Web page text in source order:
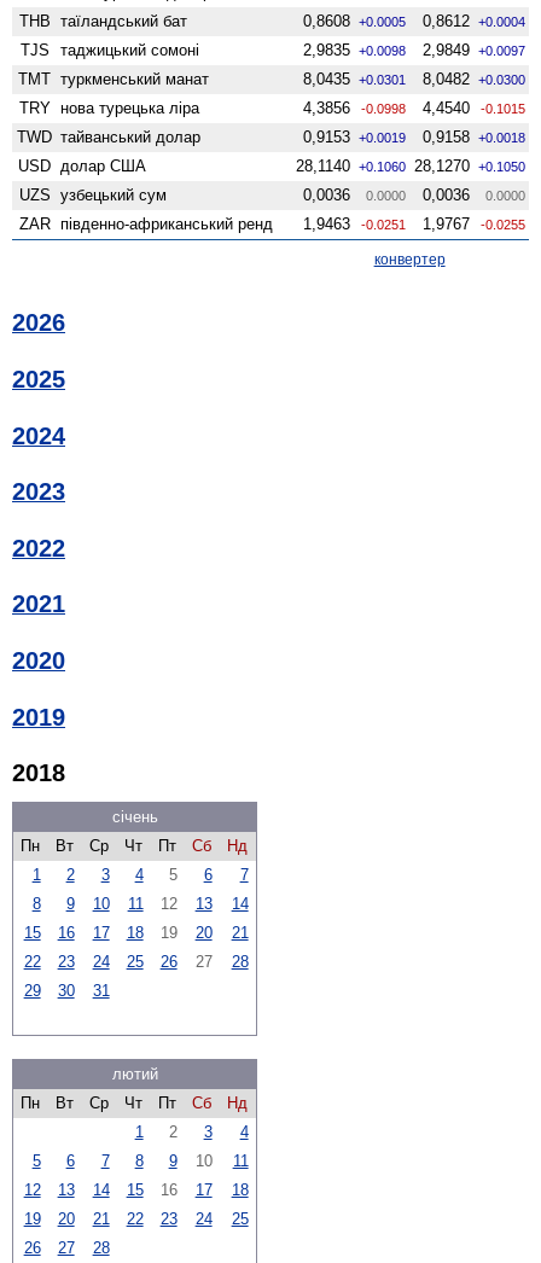
THB
таїландський бат 0,8608 +0.0005 0,8612 +0.0004
TJS таджицький сомоні 2,9835 +0.0098 2,9849 +0.0097
TMT туркменський манат 8,0435 +0.0301 8,0482 +0.0300
TRY нова турецька ліра 4,3856 -0.0998 4,4540 -0.1015
TWD тайванський долар 0,9153 +0.0019 0,9158 +0.0018
USD долар США 28,1140 +0.1060 28,1270 +0.1050
UZS узбецький сум 0,0036 0.0000 0,0036 0.0000
ZAR південно-африканський ренд 1,9463 -0.0251 1,9767 -0.0255
конвертер
2026
2025
2024
2023
2022
2021
2020
2019
2018
січень
Пн
Вт Ср Чт Пт Сб
Нд
1
2 3 4 5 6
7
8
9 10 11 12 13
14
15
16 17 18 19 20
21
22
23 24 25 26 27
28
29
30 31
лютий
Пн
Вт Ср Чт Пт Сб
Нд
1
2 3
4
5
6 7 8 9 10
11
12
13 14 15 16 17
18
19
20 21 22 23 24
25
26
27 28